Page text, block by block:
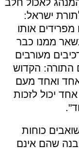
ישראל:
אותו
ממנו כבר
מעורבים
התורה: הקדוש
אחד ואחד מעם
יכול לזכות
כוחות
שהם אינם